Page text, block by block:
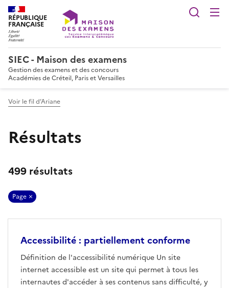
RÉPUBLIQUE
FRANÇAISE
SIEC - Maison des examens
Gestion des examens et des concours
Académies de Créteil, Paris et Versailles
Voir le fil d’Ariane
Résultats
499 résultats
Page
Accessibilité : partiellement conforme
Définition de l'accessibilité numérique Un site
internet accessible est un site qui permet à tous les
internautes d'accéder à ses contenus sans difficulté, y